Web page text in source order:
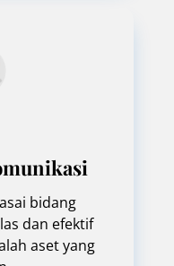
bidang
dan efektif
aset yang